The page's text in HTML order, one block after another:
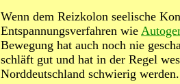
Wenn dem Reizkolon seelische
Entspannungsverfahren wie
Bewegung hat auch noch nie
schläft gut und hat in der Regel
Norddeutschland schwierig werden.